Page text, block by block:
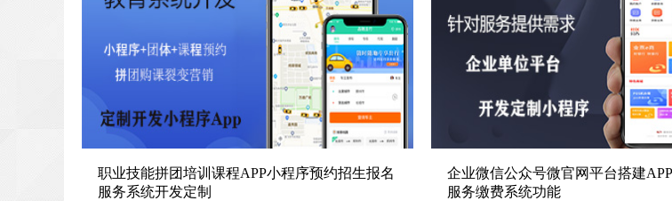
职业技能拼团培训课程APP小程序预约招生报名服务系统开
职业技能拼团培训课程APP小程序预约招生报名
服务系统开发定制
企业微信公众号微官网平台搭建APP小程
企业微信公众号微官网平台搭建
服务缴费系统功能